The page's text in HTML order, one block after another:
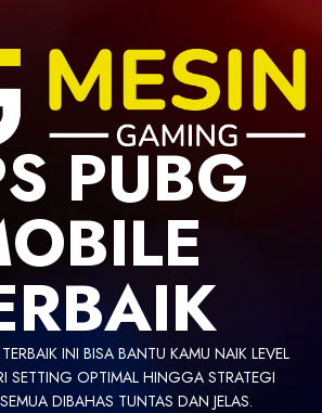
PUBG
INI BISA BANTU KAMU NAIK LEVEL
SETTING OPTIMAL HINGGA STRATEGI
DIBAHAS TUNTAS DAN JELAS.